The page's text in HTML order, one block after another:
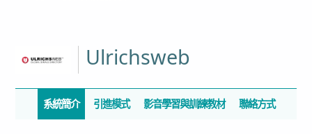
Ulrichsweb
系統簡介 引進模式 影音學習與訓練教材 聯絡方式